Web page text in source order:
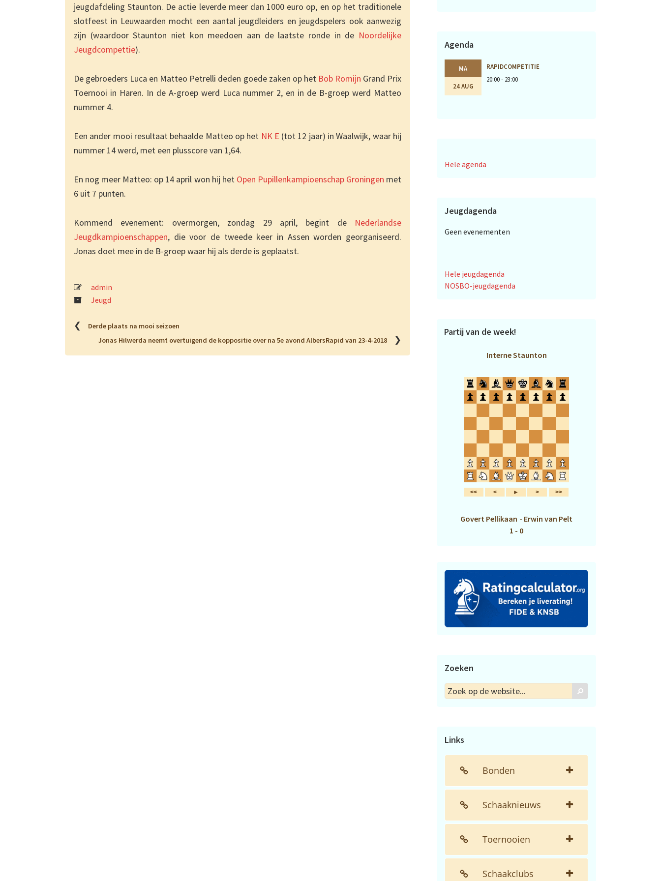
jeugdafdeling Staunton. De actie leverde meer dan 1000 euro op, en op het traditionele
slotfeest in Leuwaarden mocht een aantal jeugdleiders en jeugdspelers ook aanwezig
zijn (waardoor Staunton niet kon meedoen aan de laatste ronde in de Noordelijke
Jeugdcompettie).
De gebroeders Luca en Matteo Petrelli deden goede zaken op het Bob Romijn Grand Prix
Toernooi in Haren. In de A-groep werd Luca nummer 2, en in de B-groep werd Matteo
nummer 4.
Een ander mooi resultaat behaalde Matteo op het NK E (tot 12 jaar) in Waalwijk, waar hij
nummer 14 werd, met een plusscore van 1,64.
En nog meer Matteo: op 14 april won hij het Open Pupillenkampioenschap Groningen met
6 uit 7 punten.
Kommend evenement: overmorgen, zondag 29 april, begint de Nederlandse
Jeugdkampioenschappen, die voor de tweede keer in Assen worden georganiseerd.
Jonas doet mee in de B-groep waar hij als derde is geplaatst.
admin
Jeugd
❮
Derde plaats na mooi seizoen
Jonas Hilwerda neemt overtuigend de koppositie over na 5e avond AlbersRapid van 23-4-2018
❯
Agenda
MA
24 AUG
RAPIDCOMPETITIE
20:00 - 23:00
Hele agenda
Jeugdagenda
Geen evenementen
Hele jeugdagenda
NOSBO-jeugdagenda
Partij van de week!
Interne Staunton
Govert Pellikaan - Erwin van Pelt
1 - 0
Zoeken
Zoek
op
Zoek
Links
Bonden
Schaaknieuws
Toernooien
Schaakclubs